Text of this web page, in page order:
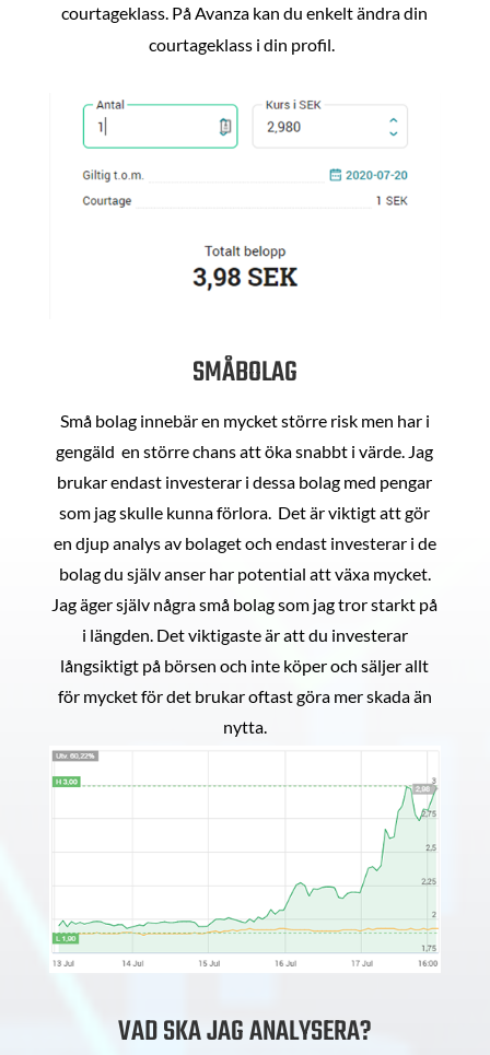
courtageklass. På Avanza kan du enkelt ändra din
courtageklass i din profil.
SMÅBOLAG
Små bolag innebär en mycket större risk men har i
gengäld en större chans att öka snabbt i värde. Jag
brukar endast investerar i dessa bolag med pengar
som jag skulle kunna förlora. Det är viktigt att gör
en djup analys av bolaget och endast investerar i de
bolag du själv anser har potential att växa mycket.
Jag äger själv några små bolag som jag tror starkt på
i längden. Det viktigaste är att du investerar
långsiktigt på börsen och inte köper och säljer allt
för mycket för det brukar oftast göra mer skada än
nytta.
VAD SKA JAG ANALYSERA?